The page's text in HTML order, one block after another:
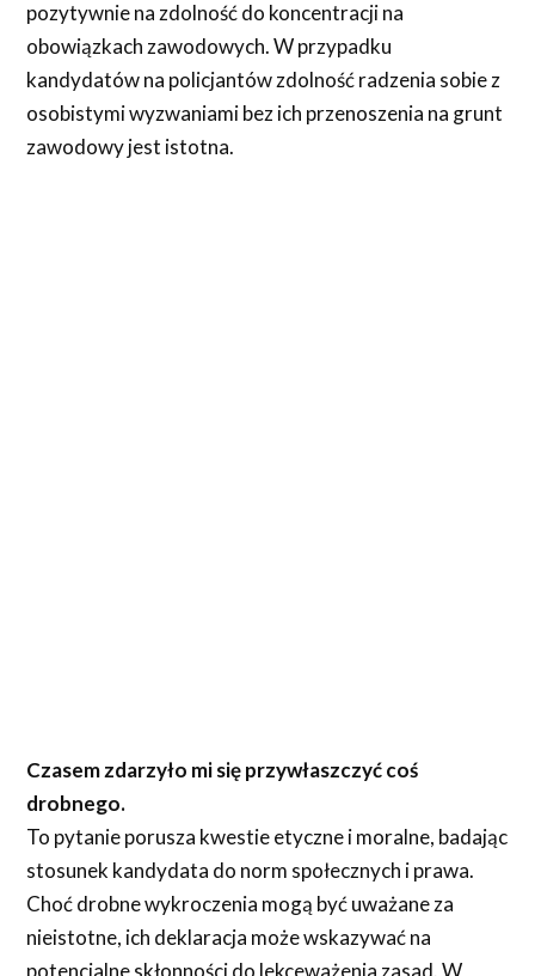
pozytywnie na zdolność do koncentracji na
obowiązkach zawodowych. W przypadku
kandydatów na policjantów zdolność radzenia sobie z
osobistymi wyzwaniami bez ich przenoszenia na grunt
zawodowy jest istotna.
Czasem zdarzyło mi się przywłaszczyć coś
drobnego.
To pytanie porusza kwestie etyczne i moralne, badając
stosunek kandydata do norm społecznych i prawa.
Choć drobne wykroczenia mogą być uważane za
nieistotne, ich deklaracja może wskazywać na
potencjalne skłonności do lekceważenia zasad. W